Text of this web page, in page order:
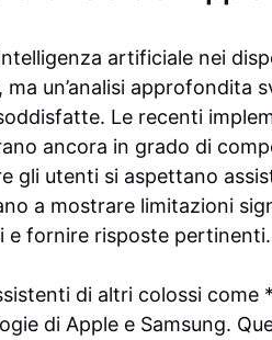
artificiale nei
un’analisi approfondita
Le recenti
ancora in grado di
gli utenti si aspettano
a mostrare limitazioni
e fornire risposte pertinenti.
di altri colossi
di Apple e Samsung.